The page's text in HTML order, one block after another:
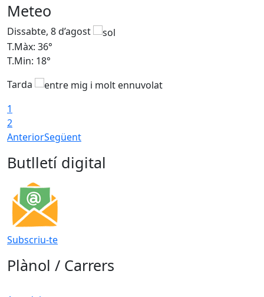
Meteo
Dissabte, 8 d’agost
T.Màx: 36°
T.Min: 18°
Tarda
1
2
AnteriorSegüent
Butlletí digital
Subscriu-te
Plànol / Carrers